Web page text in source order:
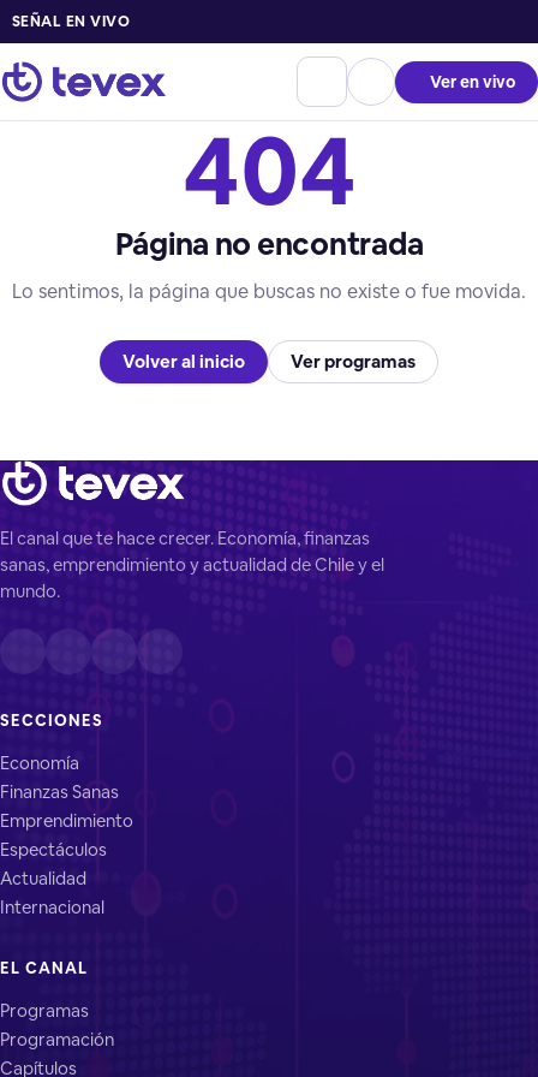
SEÑAL EN VIVO
Ver en vivo
404
Página no encontrada
Lo sentimos, la página que buscas no existe o fue movida.
Volver al inicio Ver programas
El canal que te hace crecer. Economía, finanzas
sanas, emprendimiento y actualidad de Chile y el
mundo.
SECCIONES
Economía
Finanzas Sanas
Emprendimiento
Espectáculos
Actualidad
Internacional
EL CANAL
Programas
Programación
Capítulos